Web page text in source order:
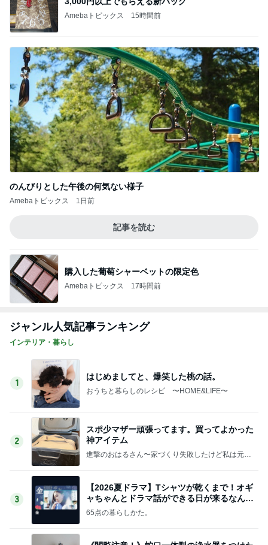
Amebaトピックス 15時間前
のんびりとした午後の何気ない様子
Amebaトピックス 1日前
記事を読む
購入した葡萄シャーベットの限定色
Amebaトピックス 17時間前
ジャンル人気記事ランキング
インテリア・暮らし
1
はじめましてと、爆笑した桃の話。
おうちと暮らしのレシピ 〜HOME&LIFE〜
2
スポ少マザー頑張ってます。買ってよかった
神アイテム
進撃のおはるさん〜家づくり失敗したけど私は元気
3
【2026夏ドラマ】Tシャツが乾くまで！オギ
ャちゃんとドラマ話ができる日が来るなん
て！
65点の暮らしかた。